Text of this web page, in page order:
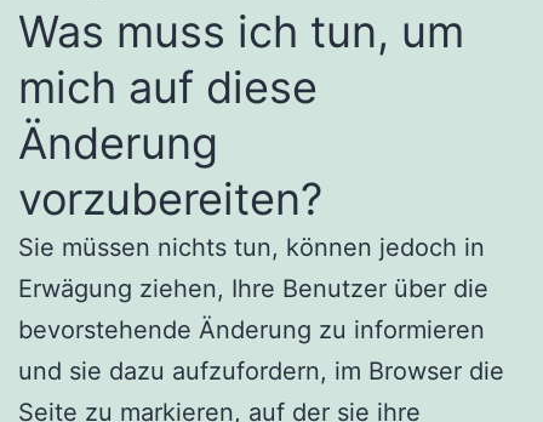
Was muss ich tun, um
mich auf diese
Änderung
vorzubereiten?
Sie müssen nichts tun, können jedoch in
Erwägung ziehen, Ihre Benutzer über die
bevorstehende Änderung zu informieren
und sie dazu aufzufordern, im Browser die
Seite zu markieren, auf der sie ihre